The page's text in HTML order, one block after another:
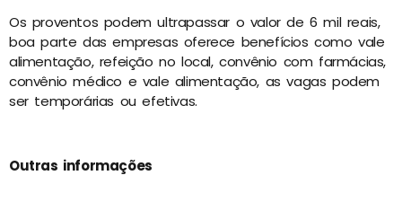
Os proventos podem ultrapassar o valor de 6 mil reais,
boa parte das empresas oferece benefícios como vale
alimentação, refeição no local, convênio com farmácias,
convênio médico e vale alimentação, as vagas podem
ser temporárias ou efetivas.
Outras informações